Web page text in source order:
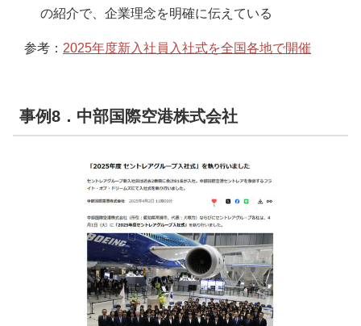
の紹介で、企業理念を明確に伝えている
参考： 2025年度新入社員入社式を全国各地で開催
事例8．中部国際空港株式会社